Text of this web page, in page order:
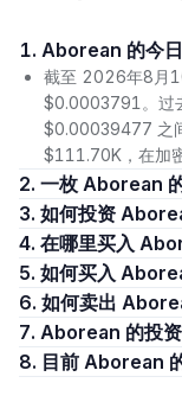
1. Aborean 的今
截至 2026年8月
$0.0003791。过
$0.00039477 之
$111.70K，在加
2. 一枚 Aborean
3. 如何投资
4. 在哪里买入
5. 如何买入
6. 如何卖出
7. Aborean 的投
8. 目前 Aborean